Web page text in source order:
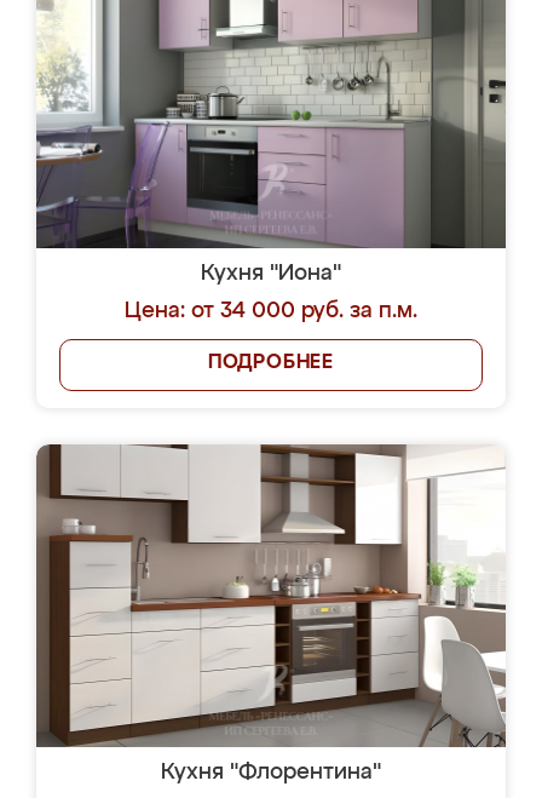
Кухня "Иона"
Цена: от 34 000 руб. за п.м.
ПОДРОБНЕЕ
Кухня "Флорентина"